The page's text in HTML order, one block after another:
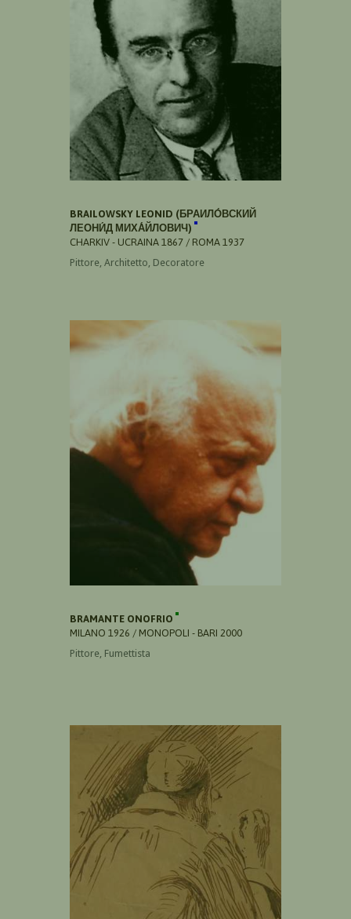
BRAILOWSKY LEONID (БРАИЛО́ВСКИЙ
ЛЕОНИ́Д МИХА́ЙЛОВИЧ)
CHARKIV - UCRAINA 1867 / ROMA 1937
Pittore, Architetto, Decoratore
BRAMANTE ONOFRIO
MILANO 1926 / MONOPOLI - BARI 2000
Pittore, Fumettista